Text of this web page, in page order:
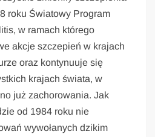
roku Światowy Program
w ramach którego
akcje szczepień w krajach
oraz kontynuuje się
krajach świata, w
już zachorowania. Jak
od 1984 roku nie
wywołanych dzikim